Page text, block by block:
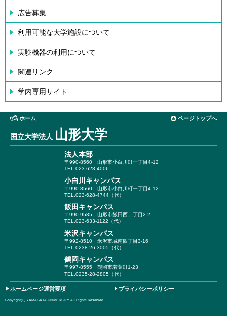
広告募集
利用可能な大学施設について
実験機器の利用について
関連リンク
学内専用サイト
ホーム ページトップへ
国立大学法人 山形大学
法人本部
〒990-8560 山形市小白川町一丁目4-12
TEL.023-628-4006
小白川キャンパス
〒990-8560 山形市小白川町一丁目4-12
TEL.023-628-4744（代）
飯田キャンパス
〒990-9585 山形市飯田西二丁目2-2
TEL.023-633-1122（代）
米沢キャンパス
〒992-8510 米沢市城南四丁目3-16
TEL.0238-26-3005（代）
鶴岡キャンパス
〒997-8555 鶴岡市若葉町1-23
TEL.0235-28-2805（代）
ホームページ運営要項 プライバシーポリシー
Copyright(C) YAMAGATA UNIVERSITY All Rights Reserved.